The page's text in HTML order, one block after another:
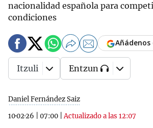
nacionalidad española para
condiciones
Daniel Fernández Saiz
10·02·26
07:00 |Actualizado a las 12:07
Añádenos
Itzuli Entzun